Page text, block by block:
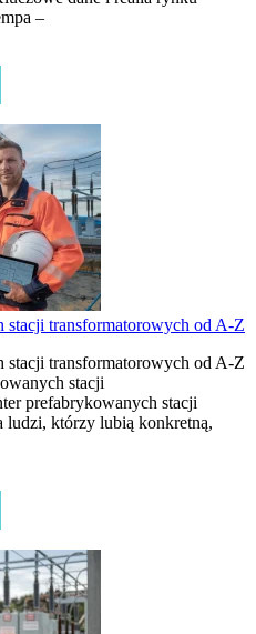
–
transformatorowych od A-Z
transformatorowych od A-Z
stacji
prefabrykowanych stacji
ludzi, którzy lubią konkretną,